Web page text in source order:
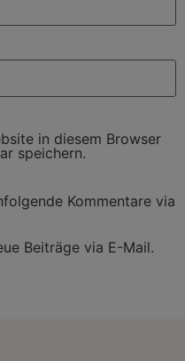
in diesem Browser
speichern.
Kommentare via
Beiträge via E-Mail.